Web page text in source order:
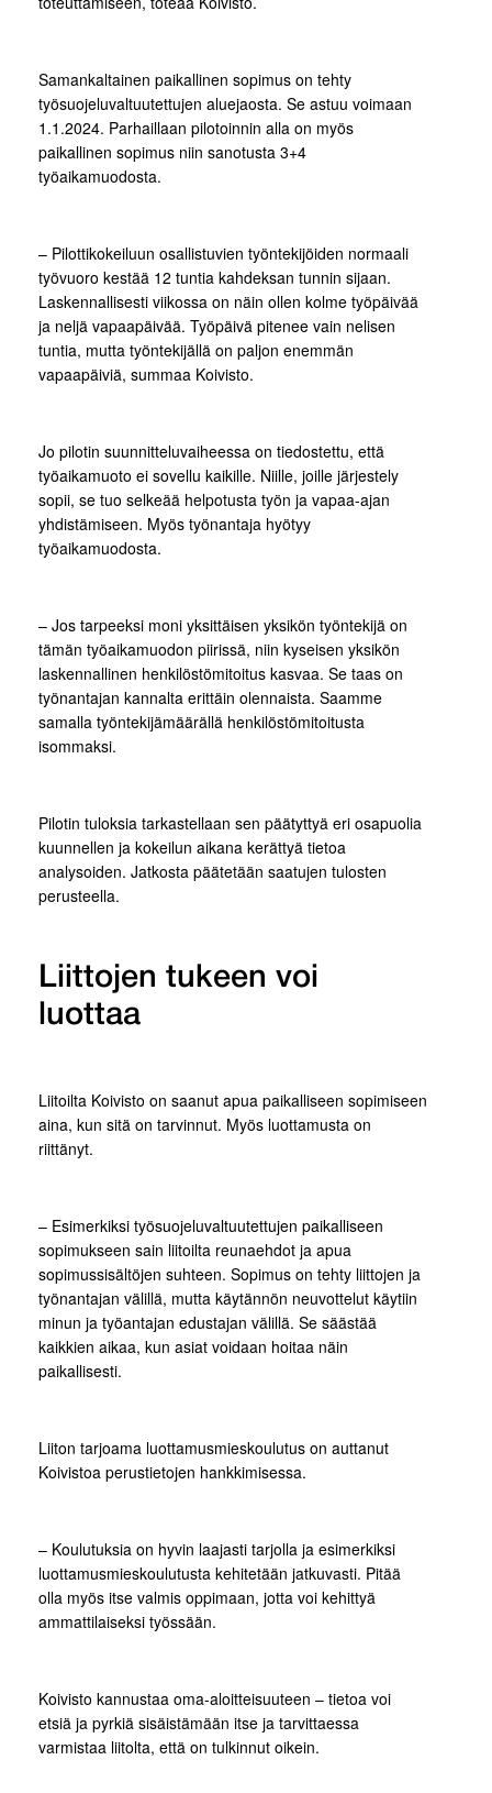
Samankaltainen paikallinen sopimus on tehty
työsuojeluvaltuutettujen aluejaosta. Se astuu voimaan
1.1.2024. Parhaillaan pilotoinnin alla on myös
paikallinen sopimus niin sanotusta 3+4
työaikamuodosta.
– Pilottikokeiluun osallistuvien työntekijöiden normaali
työvuoro kestää 12 tuntia kahdeksan tunnin sijaan.
Laskennallisesti viikossa on näin ollen kolme työpäivää
ja neljä vapaapäivää. Työpäivä pitenee vain nelisen
tuntia, mutta työntekijällä on paljon enemmän
vapaapäiviä, summaa Koivisto.
Jo pilotin suunnitteluvaiheessa on tiedostettu, että
työaikamuoto ei sovellu kaikille. Niille, joille järjestely
sopii, se tuo selkeää helpotusta työn ja vapaa-ajan
yhdistämiseen. Myös työnantaja hyötyy
työaikamuodosta.
– Jos tarpeeksi moni yksittäisen yksikön työntekijä on
tämän työaikamuodon piirissä, niin kyseisen yksikön
laskennallinen henkilöstömitoitus kasvaa. Se taas on
työnantajan kannalta erittäin olennaista. Saamme
samalla työntekijämäärällä henkilöstömitoitusta
isommaksi.
Pilotin tuloksia tarkastellaan sen päätyttyä eri osapuolia
kuunnellen ja kokeilun aikana kerättyä tietoa
analysoiden. Jatkosta päätetään saatujen tulosten
perusteella.
Liittojen tukeen voi
luottaa
Liitoilta Koivisto on saanut apua paikalliseen sopimiseen
aina, kun sitä on tarvinnut. Myös luottamusta on
riittänyt.
– Esimerkiksi työsuojeluvaltuutettujen paikalliseen
sopimukseen sain liitoilta reunaehdot ja apua
sopimussisältöjen suhteen. Sopimus on tehty liittojen ja
työnantajan välillä, mutta käytännön neuvottelut käytiin
minun ja työantajan edustajan välillä. Se säästää
kaikkien aikaa, kun asiat voidaan hoitaa näin
paikallisesti.
Liiton tarjoama luottamusmieskoulutus on auttanut
Koivistoa perustietojen hankkimisessa.
– Koulutuksia on hyvin laajasti tarjolla ja esimerkiksi
luottamusmieskoulutusta kehitetään jatkuvasti. Pitää
olla myös itse valmis oppimaan, jotta voi kehittyä
ammattilaiseksi työssään.
Koivisto kannustaa oma-aloitteisuuteen – tietoa voi
etsiä ja pyrkiä sisäistämään itse ja tarvittaessa
varmistaa liitolta, että on tulkinnut oikein.